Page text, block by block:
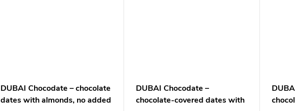
DUBAI Chocodate – chocolate
dates with almonds, no added
DUBAI Chocodate –
chocolate-covered dates with